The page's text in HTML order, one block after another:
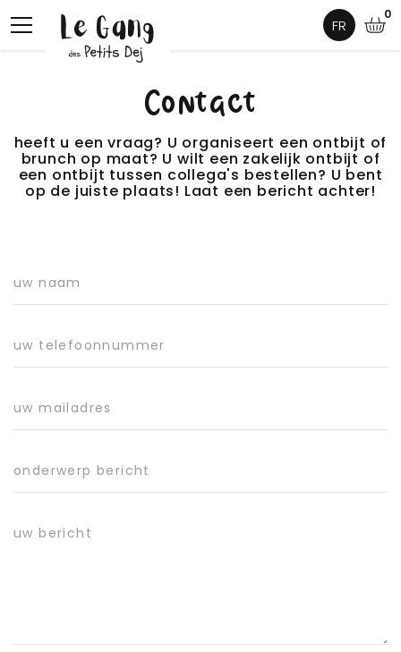
0
FR
Contact
heeft u een vraag? U organiseert een ontbijt of
brunch op maat? U wilt een zakelijk ontbijt of
een ontbijt tussen collega's bestellen? U bent
op de juiste plaats! Laat een bericht achter!
uw naam
uw telefoonnummer
uw mailadres
onderwerp bericht
uw bericht